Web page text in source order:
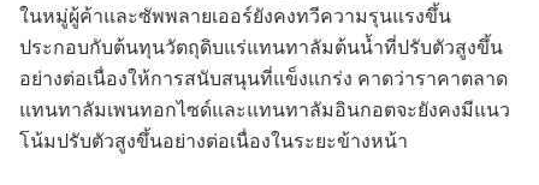
ในหมู่ผู้ค้าและซัพพลายเออร์ยังคงทวีความรุนแรงขึ้น
ประกอบกับต้นทุนวัตถุดิบแร่แทนทาลัมต้นน้ำที่ปรับตัวสูงขึ้น
อย่างต่อเนื่องให้การสนับสนุนที่แข็งแกร่ง คาดว่าราคาตลาด
แทนทาลัมเพนทอกไซด์และแทนทาลัมอินกอตจะยังคงมีแนว
โน้มปรับตัวสูงขึ้นอย่างต่อเนื่องในระยะข้างหน้า